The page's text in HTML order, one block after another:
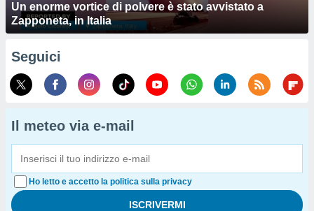
Un enorme vortice di polvere è stato avvistato a
Zapponeta, in Italia
Seguici
Il meteo via e-mail
Ho letto e accetto la politica sulla privacy